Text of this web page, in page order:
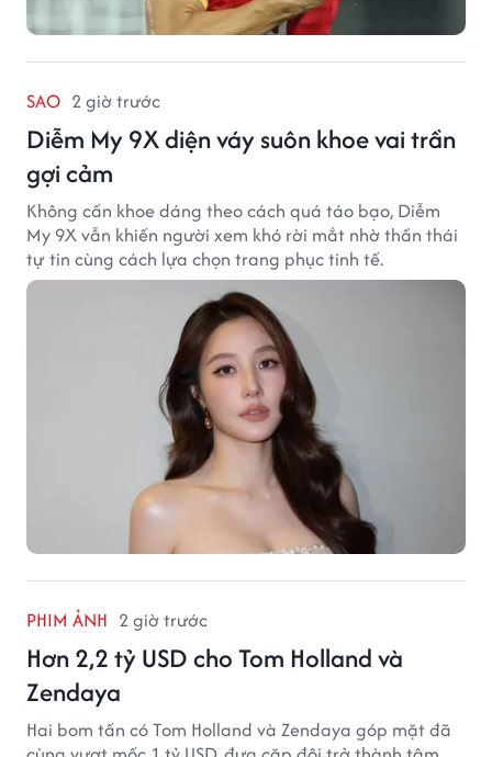
SAO 2 giờ trước
Diễm My 9X diện váy suôn khoe vai trần
gợi cảm
Không cần khoe dáng theo cách quá táo bạo, Diễm
My 9X vẫn khiến người xem khó rời mắt nhờ thần thái
tự tin cùng cách lựa chọn trang phục tinh tế.
PHIM ẢNH 2 giờ trước
Hơn 2,2 tỷ USD cho Tom Holland và
Zendaya
Hai bom tấn có Tom Holland và Zendaya góp mặt đã